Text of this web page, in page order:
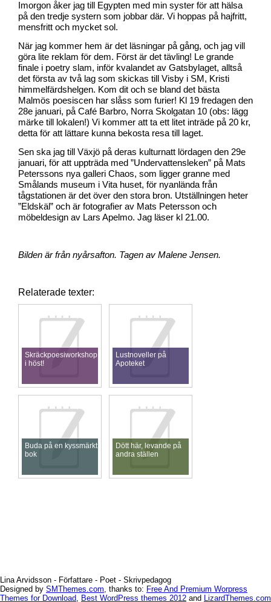
Imorgon åker jag till Egypten med min syster för att hälsa
på den tredje systern som jobbar där. Vi hoppas på hajfritt,
mensfritt och mycket sol.
När jag kommer hem är det läsningar på gång, och jag vill
göra lite reklam för dem. Först är det tävling! Le grande
finale i poetry slam, inför kvalandet av Gatsbylaget, alltså
det första av två lag som skickas till Visby i SM, Kristi
himmelfärdshelgen. Kom dit och se bland det bästa
Malmös poesiscen har slåss som furier! Kl 19 fredagen den
28e januari, på Café Barbro, Norra Skolgatan 10 (obs: lägg
märke till lokalen!) Vi kommer att ta ett litet inträde på 20 kr,
detta för att lättare kunna bekosta resa till laget.
Sen ska jag till Växjö på deras kulturnatt lördagen den 29e
januari, för att uppträda med ”Undervattensleken” på Mats
Peterssons nya galleri Chaos, som ligger granne med
Smålands museum i Vita huset, för nyanlända från
tågstationen är det över den stora bron. Utställningen heter
”Eldskäl” och är fotografier av Mats Petersson och
möbeldesign av Lars Apelmo. Jag läser kl 21.00.
Bilden är från nyårsafton. Tagen av Malene Jensen.
Relaterade texter:
Skräckpoesiworkshop
i höst!
Lustnoveller på
Apoteket
Buda på en kyssmärkt
bok
Dött här, levande på
andra ställen
Lina Arvidsson - Författare - Poet - Skrivpedagog
Designed by SMThemes.com, thanks to: Free And Premium Worpress
Themes for Download, Best WordPress themes 2012 and LizardThemes.com